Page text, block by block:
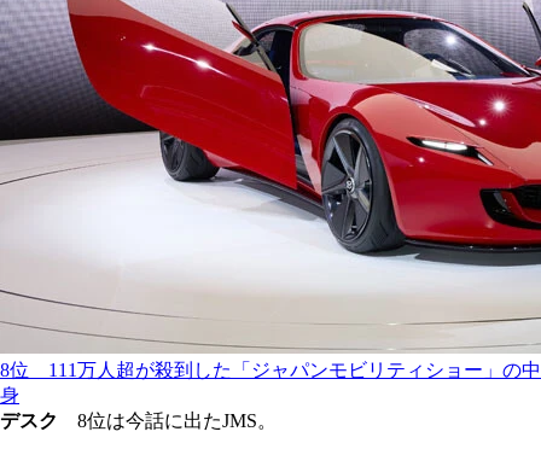
8位 111万人超が殺到した「ジャパンモビリティショー」の中
身
デスク
8位は今話に出たJMS。